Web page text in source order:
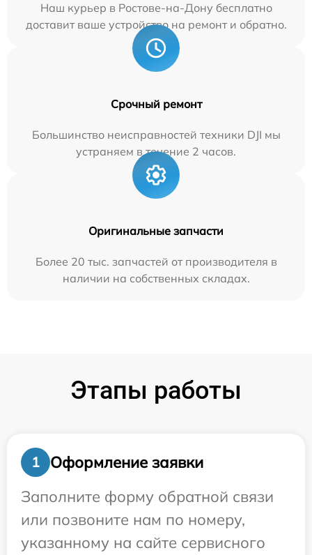
Наш курьер в Ростове-на-Дону бесплатно
доставит ваше устройство на ремонт и обратно.
Срочный ремонт
Большинство неисправностей техники DJI мы
устраняем в течение 2 часов.
Оригинальные запчасти
Более 20 тыс. запчастей от производителя в
наличии на собственных складах.
Этапы работы
1
Оформление заявки
Заполните форму обратной связи
или позвоните нам по номеру,
указанному на сайте сервисного